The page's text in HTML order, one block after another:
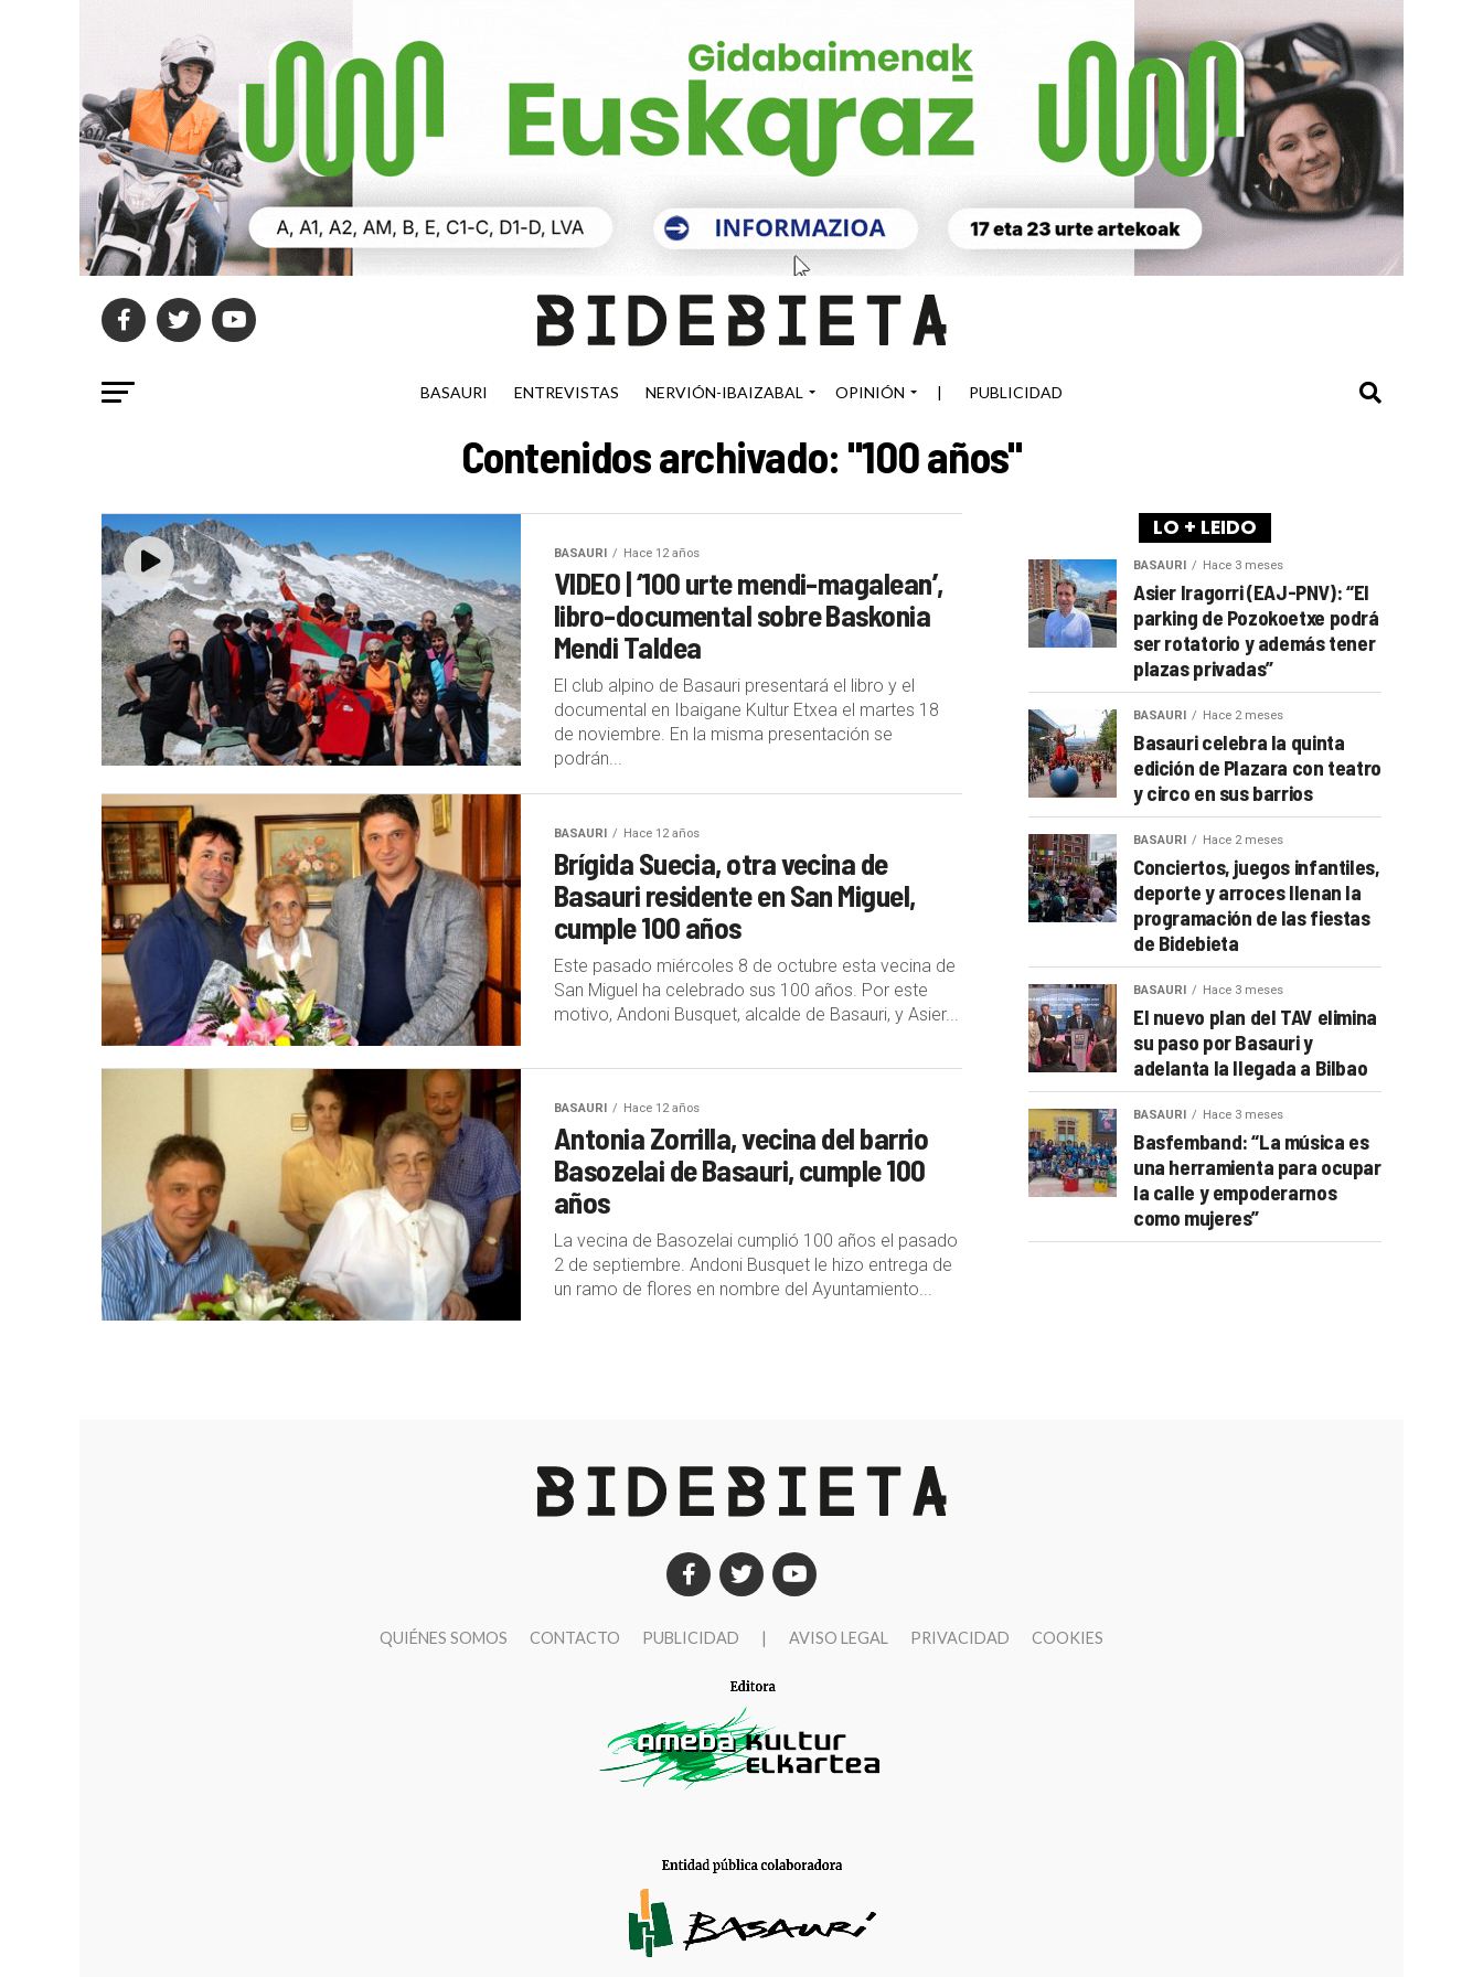
BASAURI ENTREVISTAS NERVIÓN-IBAIZABAL OPINIÓN | PUBLICIDAD
Contenidos archivado: "100 años"
BASAURI Hace 12 años
VIDEO | ‘100 urte mendi-magalean’,
libro-documental sobre Baskonia
Mendi Taldea
El club alpino de Basauri presentará el libro y el
documental en Ibaigane Kultur Etxea el martes 18
de noviembre. En la misma presentación se
podrán...
BASAURI Hace 12 años
Brígida Suecia, otra vecina de
Basauri residente en San Miguel,
cumple 100 años
Este pasado miércoles 8 de octubre esta vecina de
San Miguel ha celebrado sus 100 años. Por este
motivo, Andoni Busquet, alcalde de Basauri, y Asier...
BASAURI Hace 12 años
Antonia Zorrilla, vecina del barrio
Basozelai de Basauri, cumple 100
años
La vecina de Basozelai cumplió 100 años el pasado
2 de septiembre. Andoni Busquet le hizo entrega de
un ramo de flores en nombre del Ayuntamiento...
LO + LEIDO
BASAURI Hace 3 meses
Asier Iragorri (EAJ-PNV): “El
parking de Pozokoetxe podrá
ser rotatorio y además tener
plazas privadas”
BASAURI Hace 2 meses
Basauri celebra la quinta
edición de Plazara con teatro
y circo en sus barrios
BASAURI Hace 2 meses
Conciertos, juegos infantiles,
deporte y arroces llenan la
programación de las fiestas
de Bidebieta
BASAURI Hace 3 meses
El nuevo plan del TAV elimina
su paso por Basauri y
adelanta la llegada a Bilbao
BASAURI Hace 3 meses
Basfemband: “La música es
una herramienta para ocupar
la calle y empoderarnos
como mujeres”
QUIÉNES SOMOS CONTACTO PUBLICIDAD | AVISO LEGAL PRIVACIDAD COOKIES